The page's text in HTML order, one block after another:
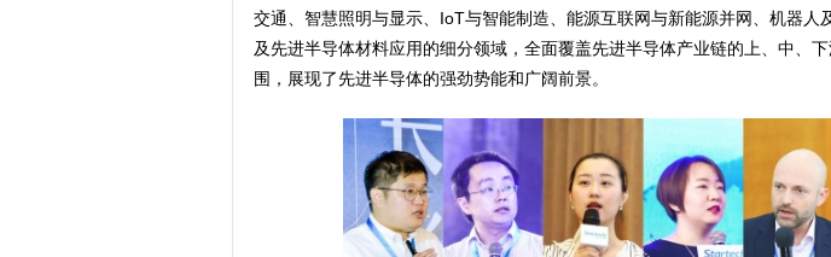
交通、智慧照明与显示、IoT与智能制造、能源互联网与新能源并网、机器人
及先进半导体材料应用的细分领域，全面覆盖先进半导体产业链的上、中、
围，展现了先进半导体的强劲势能和广阔前景。